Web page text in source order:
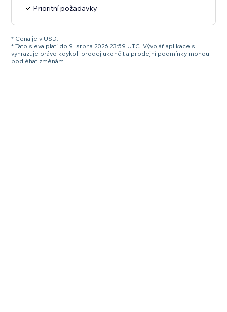
Prioritní požadavky
* Cena je v USD.
* Tato sleva platí do 9. srpna 2026 23:59 UTC. Vývojář aplikace si
vyhrazuje právo kdykoli prodej ukončit a prodejní podmínky mohou
podléhat změnám.